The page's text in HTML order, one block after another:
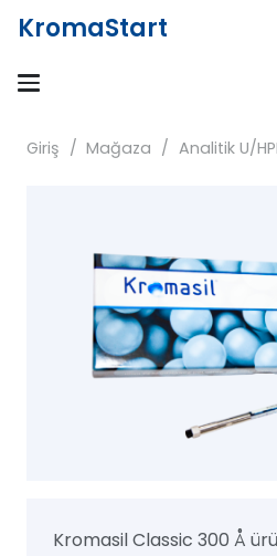
KromaStart
Giriş / Mağaza / Analitik U/
Kromasil Classic 300 Å